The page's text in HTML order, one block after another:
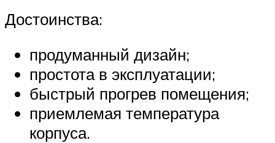
Достоинства:
продуманный дизайн;
простота в эксплуатации;
быстрый прогрев помещения;
приемлемая температура
корпуса.